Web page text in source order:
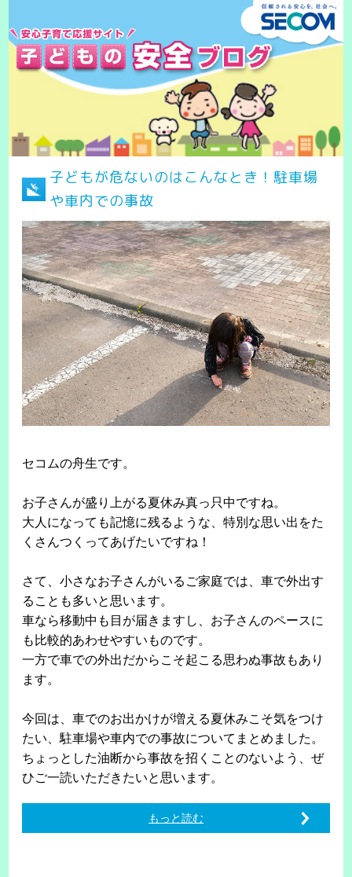
子どもが危ないのはこんなとき！駐車場
や車内での事故
セコムの舟生です。
お子さんが盛り上がる夏休み真っ只中ですね。
大人になっても記憶に残るような、特別な思い出をた
くさんつくってあげたいですね！
さて、小さなお子さんがいるご家庭では、車で外出す
ることも多いと思います。
車なら移動中も目が届きますし、お子さんのペースに
も比較的あわせやすいものです。
一方で車での外出だからこそ起こる思わぬ事故もあり
ます。
今回は、車でのお出かけが増える夏休みこそ気をつけ
たい、駐車場や車内での事故についてまとめました。
ちょっとした油断から事故を招くことのないよう、ぜ
ひご一読いただきたいと思います。
もっと読む